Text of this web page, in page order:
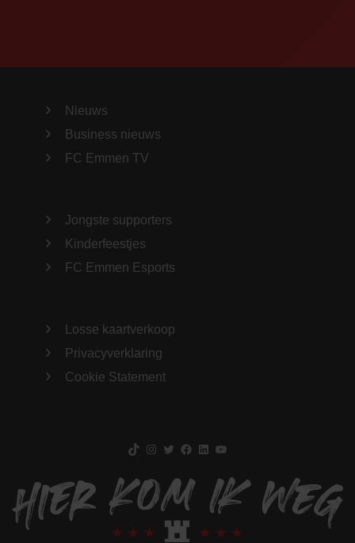
Nieuws
Business nieuws
FC Emmen TV
Jongste supporters
Kinderfeestjes
FC Emmen Esports
Losse kaartverkoop
Privacyverklaring
Cookie Statement